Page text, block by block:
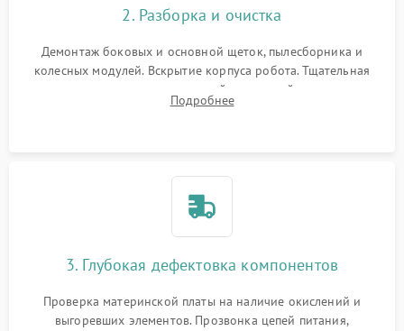
2. Разборка и очистка
Демонтаж боковых и основной щеток, пылесборника и
колесных модулей. Вскрытие корпуса робота. Тщательная
очистка внутренних полостей, шестерней и плат от
скопившейся пыли, волос и шерсти животных с
Подробнее
3. Глубокая дефектовка компонентов
Проверка материнской платы на наличие окислений и
выгоревших элементов. Прозвонка цепей питания,